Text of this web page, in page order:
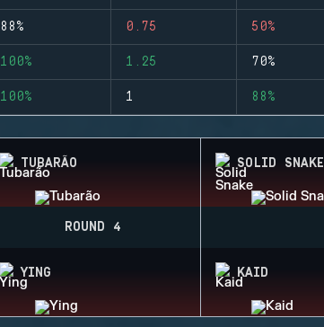
88% 0.75 50%
100% 1.25 70%
100% 1 88%
TUBARÃO SOLID SNAKE
ROUND 4
YING KAID